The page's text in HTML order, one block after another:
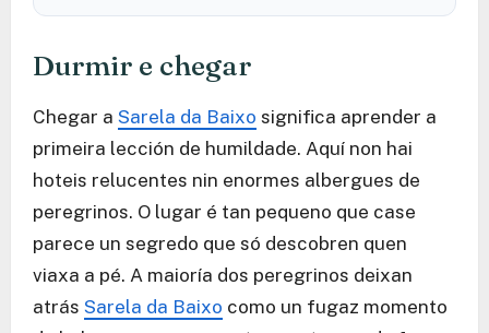
Durmir e chegar
Chegar a Sarela da Baixo significa aprender a
primeira lección de humildade. Aquí non hai
hoteis relucentes nin enormes albergues de
peregrinos. O lugar é tan pequeno que case
parece un segredo que só descobren quen
viaxa a pé. A maioría dos peregrinos deixan
atrás Sarela da Baixo como un fugaz momento